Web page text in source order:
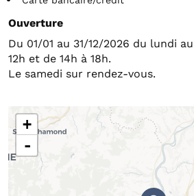
Ouverture
Du 01/01 au 31/12/2026 du lundi
12h et de 14h à 18h.
Le samedi sur rendez-vous.
+
-